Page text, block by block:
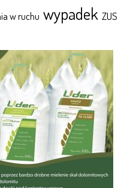
w ruchu wypadek ZUS